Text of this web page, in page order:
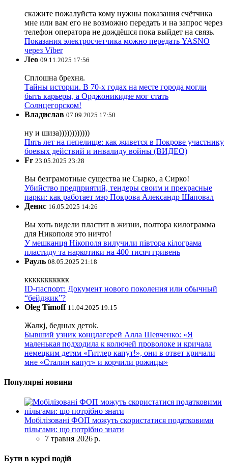
скажите пожалуйста кому нужны показания счётчика
мне или вам его не возможно передать и на запрос через
телефон оператора не дождёшся пока выйдет на связь.
Показания электросчетчика можно передать YASNO
через Viber
Лео 09.11.2025 17:56
Сплошна брехня.
Тайны истории. В 70-х годах на месте города могли
быть карьеры, а Орджоникидзе мог стать
Солнцегорском!
Владислав 07.09.2025 17:50
ну и шиза))))))))))))
Пять лет на пепелище: как живется в Покрове участнику
боевых действий и инвалиду войны (ВИДЕО)
Fr 23.05.2025 23:28
Вы безграмотные существа не Сырко, а Сирко!
Убийство предприятий, тендеры своим и прекрасные
парки: как работает мэр Покрова Александр Шаповал
Денис 16.05.2025 14:26
Вы хоть видели пластит в жизни, полтора килограмма
для Никополя это ничто!
У мешканця Нікополя вилучили півтора кілограма
пластиду та наркотики на 400 тисяч гривень
Рауль 08.05.2025 21:18
ккккккккккк
ID-паспорт: Документ нового поколения или обычный
“бейджик”?
Oleg Timoff 11.04.2025 19:15
Жалкj, бедных детok.
Бывший узник концлагерей Алла Шевченко: «Я
маленькая подходила к колючей проволоке и кричала
немецким детям «Гитлер капут!», они в ответ кричали
мне «Сталин капут» и корчили рожицы»
Популярні новини
Мобілізовані ФОП можуть скористатися податковими
пільгами: що потрібно знати
7 травня 2026 р.
Бути в курсі подій